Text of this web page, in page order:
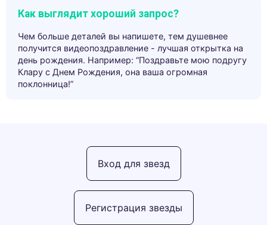
Как выглядит хороший запрос?
Чем больше деталей вы напишете, тем душевнее
получится видеопоздравление - лучшая открытка на
день рождения. Например: “Поздравьте мою подругу
Клару с Днем Рождения, она ваша огромная
поклонница!”
Регистрация звезды
Вход для звезд